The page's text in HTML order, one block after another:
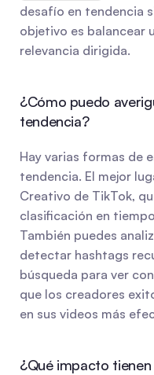
desafío en tendencia
objetivo es balancear
relevancia dirigida.
¿Cómo puedo
tendencia?
Hay varias formas de
tendencia. El mejor
Creativo de TikTok,
clasificación en
También puedes
detectar hashtags
búsqueda para ver
que los creadores
en sus videos más
¿Qué impacto